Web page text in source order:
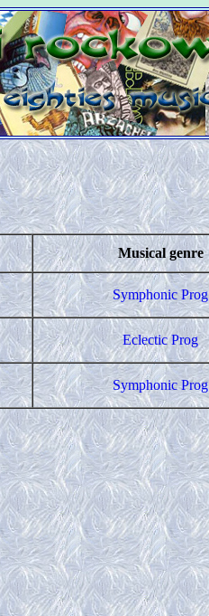
Musical genre
Symphonic Prog
Eclectic Prog
Symphonic Prog